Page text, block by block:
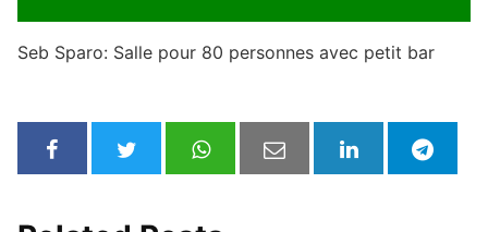
Seb Sparo: Salle pour 80 personnes avec petit bar